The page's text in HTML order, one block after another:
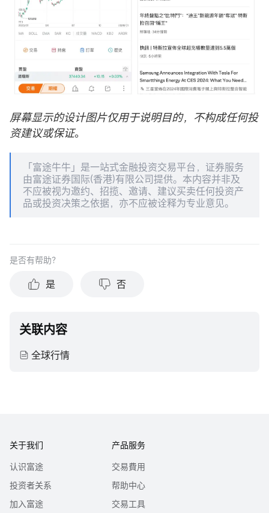
屏幕显示的设计图片仅用于说明目的，不构成任何投
资建议或保证。
「富途牛牛」是一站式金融投资交易平台，证券服务
由富途证券国际(香港)有限公司提供。本内容并非及
不应被视为邀约、招揽、邀请、建议买卖任何投资产
品或投资决策之依据，亦不应被诠释为专业意见。
是否有帮助？
是 否
关联内容
全球行情
关于我们
认识富途
投资者关系
加入富途
产品服务
交易費用
帮助中心
交易工具